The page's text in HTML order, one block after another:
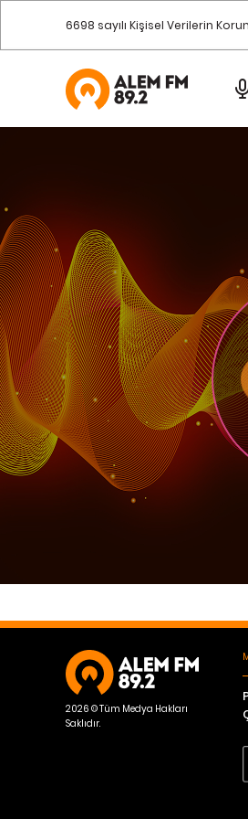
6698 sayılı Kişisel Verilerin
2026 © Tüm Medya Hakları
Saklıdır.